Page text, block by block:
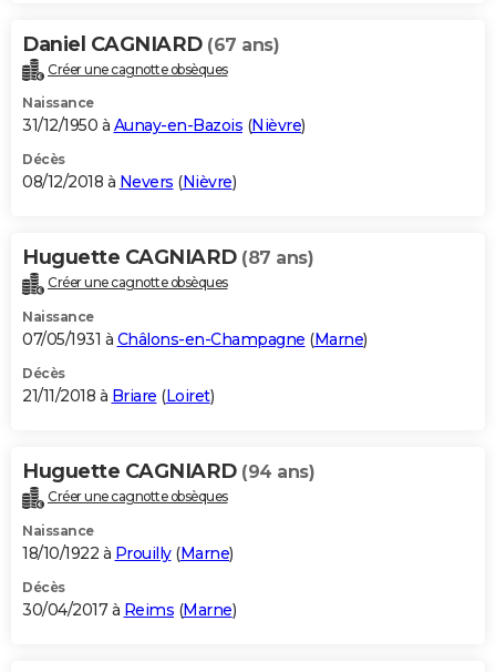
Daniel CAGNIARD (67 ans)
Créer une cagnotte obsèques
Naissance
31/12/1950 à Aunay-en-Bazois (Nièvre)
Décès
08/12/2018 à Nevers (Nièvre)
Huguette CAGNIARD (87 ans)
Créer une cagnotte obsèques
Naissance
07/05/1931 à Châlons-en-Champagne (Marne)
Décès
21/11/2018 à Briare (Loiret)
Huguette CAGNIARD (94 ans)
Créer une cagnotte obsèques
Naissance
18/10/1922 à Prouilly(Marne)
Décès
30/04/2017 à Reims (Marne)